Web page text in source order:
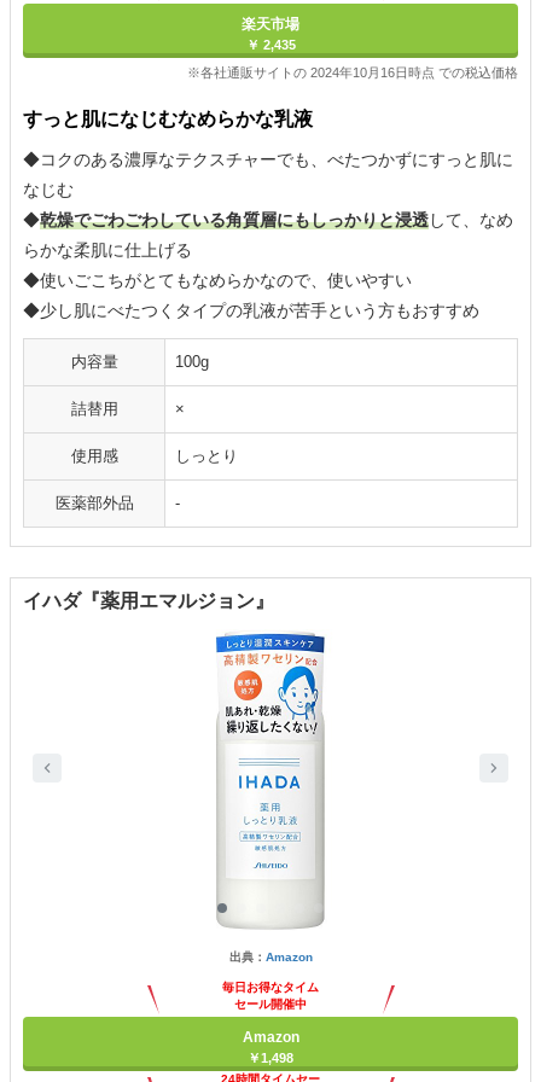
楽天市場
￥ 2,435
※各社通販サイトの 2024年10月16日時点 での税込価格
すっと肌になじむなめらかな乳液
◆コクのある濃厚なテクスチャーでも、べたつかずにすっと肌に
なじむ
◆乾燥でごわごわしている角質層にもしっかりと浸透して、なめ
らかな柔肌に仕上げる
◆使いごこちがとてもなめらかなので、使いやすい
◆少し肌にべたつくタイプの乳液が苦手という方もおすすめ
内容量 100g
詰替用 ×
使用感 しっとり
医薬部外品 -
イハダ『薬用エマルジョン』
出典： Amazon
毎日お得なタイム
セール開催中
Amazon
￥1,498